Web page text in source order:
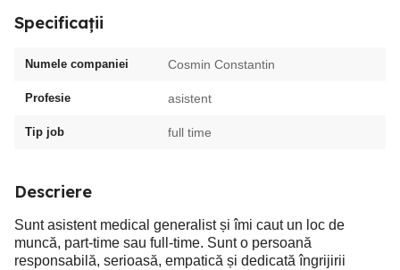
Specificații
Numele companiei Cosmin Constantin
Profesie asistent
Tip job full time
Descriere
Sunt asistent medical generalist și îmi caut un loc de
muncă, part-time sau full-time. Sunt o persoană
responsabilă, serioasă, empatică și dedicată îngrijirii